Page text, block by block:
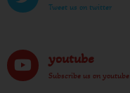
Tweet us on twitter
youtube
Subscribe us on youtube